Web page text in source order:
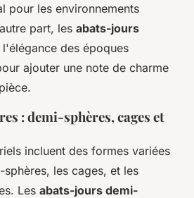
pour les environnements
part, les abats-jours
des époques
ajouter une note de charme
: demi-sphères, cages et
incluent des formes variées
les cages, et les
Les abats-jours demi-